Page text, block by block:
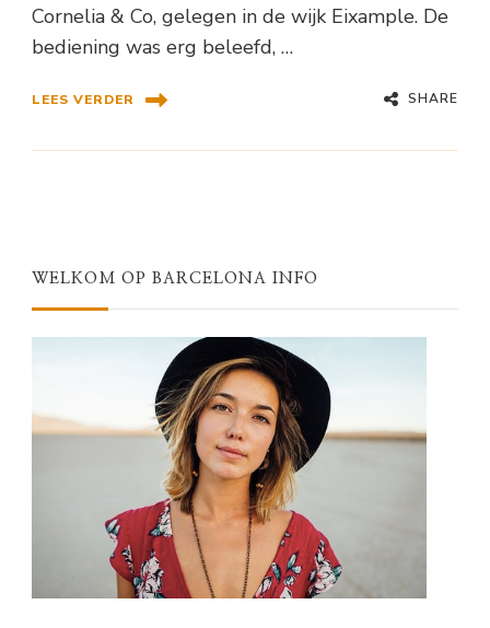
Cornelia & Co, gelegen in de wijk Eixample. De
bediening was erg beleefd, …
LEES VERDER SHARE
WELKOM OP BARCELONA INFO